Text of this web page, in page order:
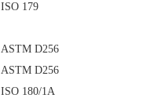
ISO 179
ASTM D256
ASTM D256
ISO 180/1A